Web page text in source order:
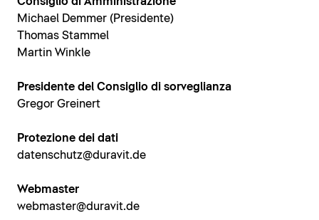
Michael Demmer (Presidente)
Thomas Stammel
Martin Winkle
Presidente del Consiglio di sorveglianza
Gregor Greinert
Protezione dei dati
datenschutz@duravit.de
Webmaster
webmaster@duravit.de